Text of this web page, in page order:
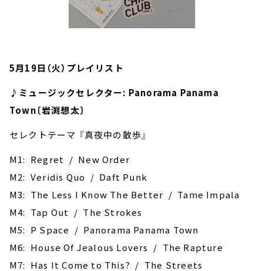
5月19日（火）プレイリスト
♪ミュージックセレクター: Panorama Panama
Town〔岩渕想太〕
セレクトテーマ 『真夜中の散歩』
M1: Regret / New Order
M2: Veridis Quo / Daft Punk
M3: The Less I Know The Better / Tame Impala
M4: Tap Out / The Strokes
M5: P Space / Panorama Panama Town
M6: House Of Jealous Lovers / The Rapture
M7: Has It Come to This? / The Streets